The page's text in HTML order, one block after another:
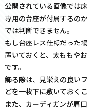
公開されている画像では
専用の台座が付属するの
では判断できません。
もし台座レス仕様だった
置いておくと、太ももや
です。
飾る際は、見栄えの良い
どを一枚下に敷いておく
また、カーディガンが肩